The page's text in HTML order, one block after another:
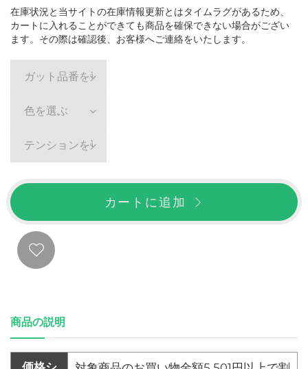
在庫状況と当サイトの在庫情報更新とはタイムラグがあるため、
カートに入れることができても商品を確保できない場合がござい
ます。その際は確認後、お客様へご連絡をいたします。
ガット品番を選ぶ
色を選ぶ
テンションを選ぶ
カートに追加
商品の説明